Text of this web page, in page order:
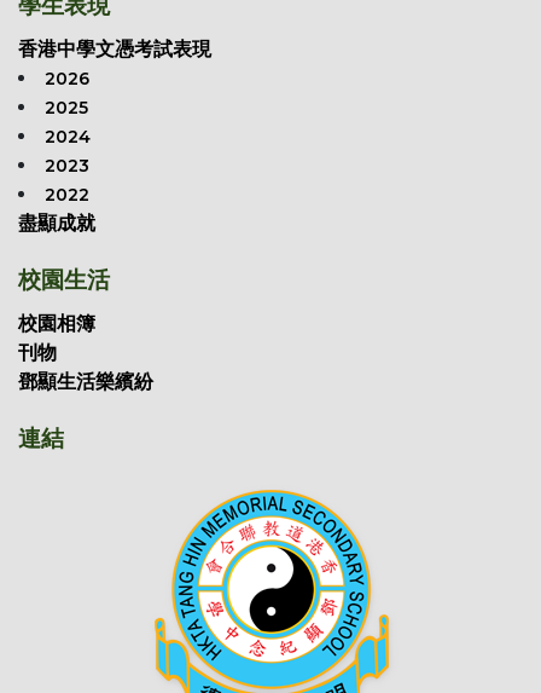
香港中學文憑考試表現
2026
2025
2024
2023
2022
盡顯成就
校園生活
校園相簿
刊物
鄧顯生活樂繽紛
連結